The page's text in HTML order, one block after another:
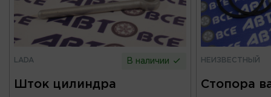
LADA В наличии
Шток цилиндра
НЕИЗВЕСТНЫЙ
Стопора